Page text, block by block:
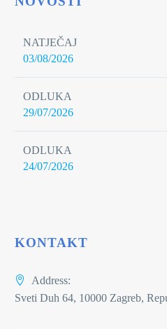
NATJEČAJ
03/08/2026
ODLUKA
29/07/2026
ODLUKA
24/07/2026
KONTAKT
Address:
Sveti Duh 64, 10000 Zagreb,